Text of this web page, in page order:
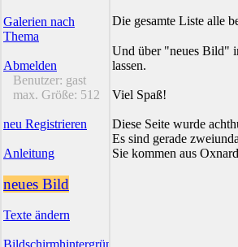
Galerien nach
Thema
Abmelden
Benutzer: gast
max. Größe: 512
neu Registrieren
Anleitung
neues Bild
Texte ändern
Bildschirmhintergründe
Die gesamte Liste alle
Und über "neues Bild"
lassen.
Viel Spaß!
Diese Seite wurde
Es sind gerade
Sie kommen aus